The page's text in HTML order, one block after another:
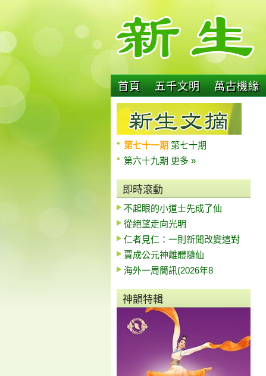
首頁 五千文明 萬古機緣
第七十一期 第七十期
第六十九期 更多 »
即時滾動
不起眼的小道士先成了仙
從絕望走向光明
仁者見仁：一則新聞改變這對
賈成公元神離體隨仙
海外一周簡訊(2026年8
神韻特輯